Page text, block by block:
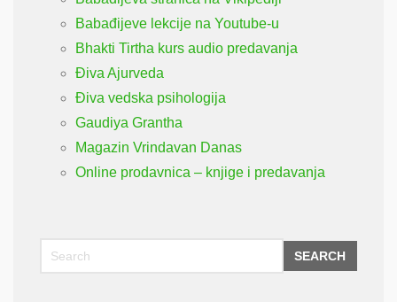
Babađijeve lekcije na Youtube-u
Bhakti Tirtha kurs audio predavanja
Điva Ajurveda
Điva vedska psihologija
Gaudiya Grantha
Magazin Vrindavan Danas
Online prodavnica – knjige i predavanja
SEARCH